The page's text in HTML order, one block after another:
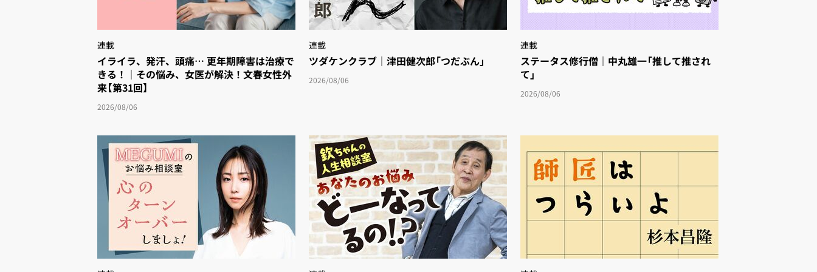
連載
イライラ、発汗、頭痛… 更年期障害は治療で
きる！｜その悩み、女医が解決！文春女性外
来【第31回】
2026/08/06
連載
ツダケンクラブ｜津田健次郎「つだぶん」
2026/08/06
連載
ステータス修行僧｜中丸雄一「推して推され
て」
2026/08/06